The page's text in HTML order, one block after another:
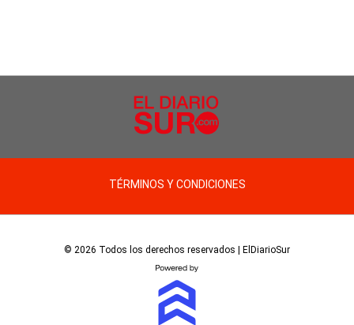
TÉRMINOS Y CONDICIONES
© 2026 Todos los derechos reservados | ElDiarioSur